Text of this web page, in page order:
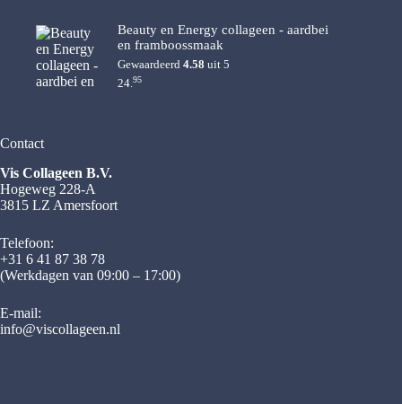
Beauty en Energy collageen - aardbei
en framboossmaak
Gewaardeerd 4.58 uit 5
24.95
Contact
Vis Collageen B.V.
Hogeweg 228-A
3815 LZ Amersfoort
Telefoon:
+31 6 41 87 38 78
(Werkdagen van 09:00 – 17:00)
E-mail:
info@viscollageen.nl